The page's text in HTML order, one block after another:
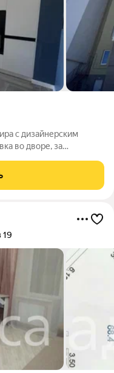
с дизайнерским
во дворе, за
19